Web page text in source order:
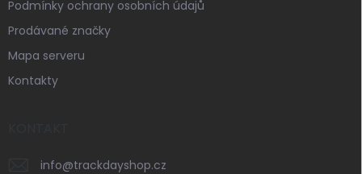
Podmínky ochrany osobních údajů
Prodávané značky
Mapa serveru
Kontakty
info@trackdayshop.cz